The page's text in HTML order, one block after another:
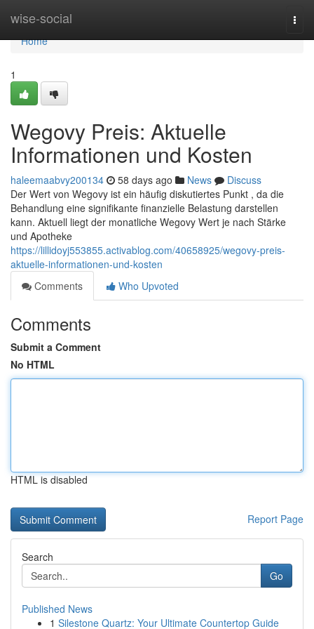
wise-social
Home
Home
1
Wegovy Preis: Aktuelle
Informationen und Kosten
haleemaabvy200134 58 days ago News
Discuss
Der Wert von Wegovy ist ein häufig diskutiertes Punkt , da die
Behandlung eine signifikante finanzielle Belastung darstellen
kann. Aktuell liegt der monatliche Wegovy Wert je nach Stärke
und Apotheke
https://lillidoyj553855.activablog.com/40658925/wegovy-preis-
aktuelle-informationen-und-kosten
Comments
Who Upvoted
Comments
Submit a Comment
No HTML
HTML is disabled
Report Page
Search
Go
Published News
1 Silestone Quartz: Your Ultimate Countertop Guide